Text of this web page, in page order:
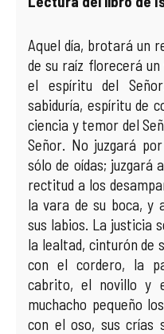
Aquel día, brotará un
de su raíz florecerá
el espíritu del
sabiduría, espíritu de
ciencia y temor del
Señor. No juzgará
sólo de oídas; juzgará
rectitud a los
la vara de su boca, y
sus labios. La justicia
la lealtad, cinturón de
con el cordero, la
cabrito, el novillo y
muchacho pequeño
con el oso, sus crías
DOCTRINA DE LA IGLESIA
PORTAL DE TRANSPARENCIA
RENDICIÓN CUENTAS
PREGUNTAS FRECUENTES
CENTROS SOCIALES
APOSTOLADO SEGLAR
VIDA CONSAGRADA
VÍDEOS
AUDIOS